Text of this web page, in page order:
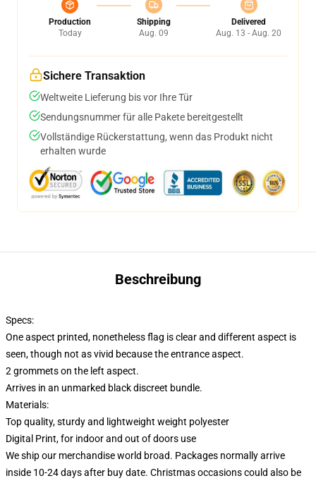
Production
Today
Shipping
Aug. 09
Delivered
Aug. 13 - Aug. 20
Sichere Transaktion
Weltweite Lieferung bis vor Ihre Tür
Sendungsnummer für alle Pakete bereitgestellt
Vollständige Rückerstattung, wenn das Produkt nicht
erhalten wurde
Beschreibung
Specs:
One aspect printed, nonetheless flag is clear and different aspect is
seen, though not as vivid because the entrance aspect.
2 grommets on the left aspect.
Arrives in an unmarked black discreet bundle.
Materials:
Top quality, sturdy and lightweight weight polyester
Digital Print, for indoor and out of doors use
We ship our merchandise world broad. Packages normally arrive
inside 10-24 days after buy date. Christmas occasions could also be